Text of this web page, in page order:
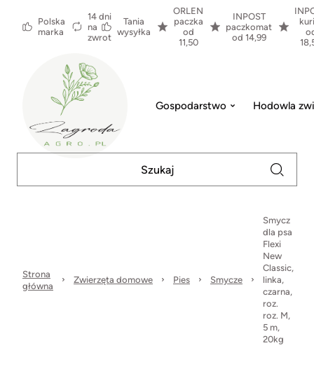
Polska
marka
14 dni
na
zwrot
Tania
wysyłka
ORLEN
paczka
od
11,50
INPOST
paczkomat
od 14,99
Gospodarstwo Hodowla
Strona
główna
Zwierzęta domowe Pies Smycze
Smycz
dla psa
Flexi
New
Classic,
linka,
czarna,
roz.
roz. M,
5 m,
20kg